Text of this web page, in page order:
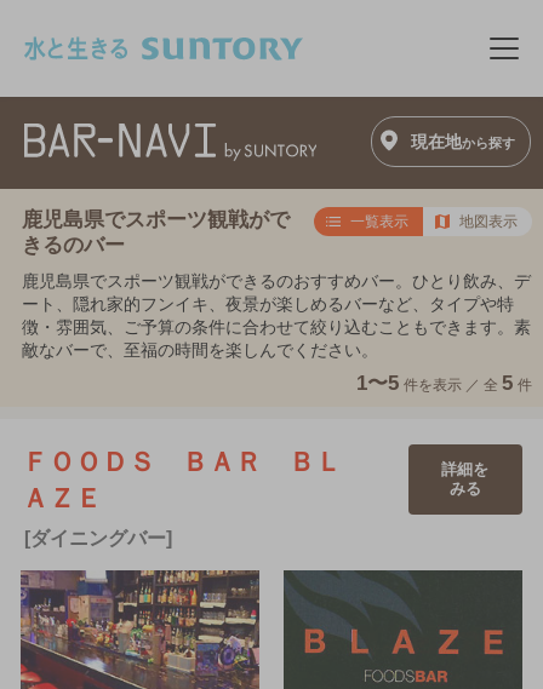
メ
現在地から探す
鹿児島県でスポーツ観戦がで
きるのバー
一覧表示 地図表示
鹿児島県でスポーツ観戦ができるのおすすめバー。ひとり飲み、デ
ート、隠れ家的フンイキ、夜景が楽しめるバーなど、タイプや特
徴・雰囲気、ご予算の条件に合わせて絞り込むこともできます。素
敵なバーで、至福の時間を楽しんでください。
1〜5 件を表示 ／ 全 5 件
ＦＯＯＤＳ ＢＡＲ ＢＬ
ＡＺＥ
[ダイニングバー]
詳細を
みる